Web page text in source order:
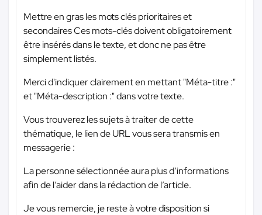
Mettre en gras les mots clés prioritaires et
secondaires Ces mots-clés doivent obligatoirement
être insérés dans le texte, et donc ne pas être
simplement listés.
Merci d'indiquer clairement en mettant "Méta-titre :"
et "Méta-description :" dans votre texte.
Vous trouverez les sujets à traiter de cette
thématique, le lien de URL vous sera transmis en
messagerie :
La personne sélectionnée aura plus d’informations
afin de l’aider dans la rédaction de l’article.
Je vous remercie, je reste à votre disposition si